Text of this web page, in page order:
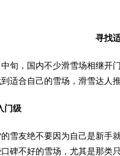
寻找适
，国内不少滑雪场相继开门
适合自己的雪场，滑雪达人
级
友绝不要因为自己是新手就
碑不好的雪场，尤其是那类